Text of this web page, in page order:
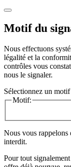
Motif du
Nous effectuons
légalité et la
contrôles vous
nous le signaler.
Sélectionnez un
Motif:
Nous vous rappelons
interdit.
Pour tout